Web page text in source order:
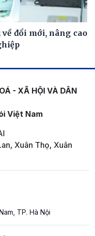
đổi mới, nâng cao
- XÃ HỘI VÀ DÂN
Việt Nam
Xuân Thọ, Xuân
TP. Hà Nội